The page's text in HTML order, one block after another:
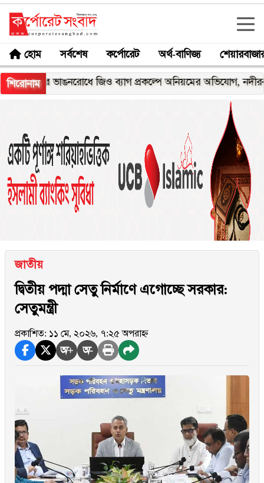
হোম সর্বশেষ কর্পোরেট অর্থ-বাণিজ্য
শিরোনাম
ভাঙনরোধে জিও ব্যাগ প্রকল্পে অনিয়মের অভিযোগ, নদীরকূলে
জাতীয়
দ্বিতীয় পদ্মা সেতু নির্মাণে এগোচ্ছে সরকার:
সেতুমন্ত্রী
প্রকাশিত: ১১ মে, ২০২৬, ৭:২৫ অপরাহ্ন
অ+ অ-